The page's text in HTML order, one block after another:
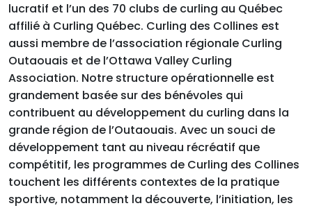
lucratif et l’un des 70 clubs de curling au Québec
affilié à Curling Québec. Curling des Collines est
aussi membre de l’association régionale Curling
Outaouais et de l’Ottawa Valley Curling
Association. Notre structure opérationnelle est
grandement basée sur des bénévoles qui
contribuent au développement du curling dans la
grande région de l’Outaouais. Avec un souci de
développement tant au niveau récréatif que
compétitif, les programmes de Curling des Collines
touchent les différents contextes de la pratique
sportive, notamment la découverte, l’initiation, les